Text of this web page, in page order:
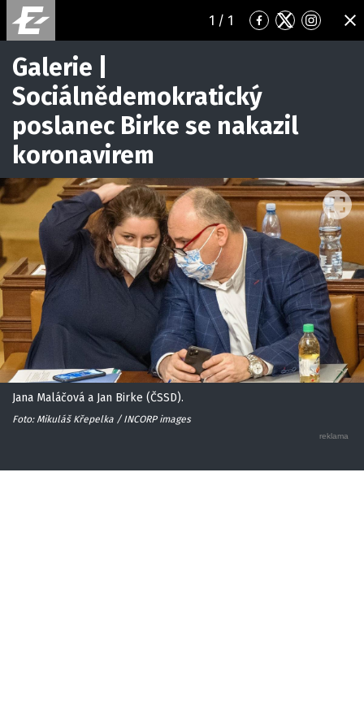
1 / 1
Přejít
na
Přejít
na
Přejít
na
Galerie |
Sociálnědemokratický
poslanec Birke se nakazil
koronavirem
Jana Maláčová a Jan Birke (ČSSD).
Foto: Mikuláš Křepelka / INCORP images